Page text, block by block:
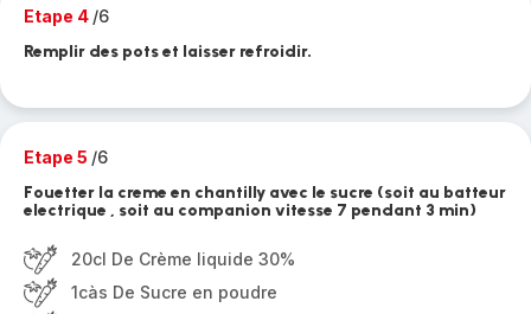
Etape 4 /6
Remplir des pots et laisser refroidir.
Etape 5 /6
Fouetter la creme en chantilly avec le sucre (soit au batteur
electrique , soit au companion vitesse 7 pendant 3 min)
20cl De Crème liquide 30%
1càs De Sucre en poudre